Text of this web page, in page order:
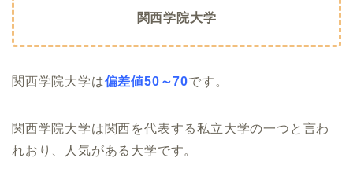
関西学院大学
関西学院大学は偏差値50～70です。
関西学院大学は関西を代表する私立大学の一つと言わ
れおり、人気がある大学です。